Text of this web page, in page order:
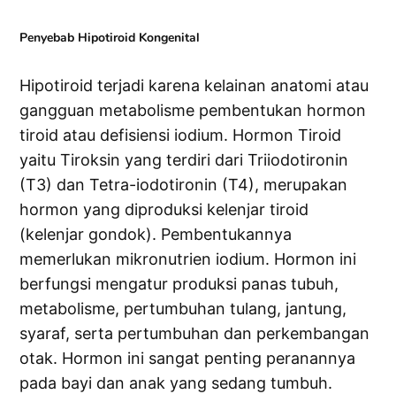
Penyebab Hipotiroid Kongenital
Hipotiroid terjadi karena kelainan anatomi atau
gangguan metabolisme pembentukan hormon
tiroid atau defisiensi iodium. Hormon Tiroid
yaitu Tiroksin yang terdiri dari Triiodotironin
(T3) dan Tetra-iodotironin (T4), merupakan
hormon yang diproduksi kelenjar tiroid
(kelenjar gondok). Pembentukannya
memerlukan mikronutrien iodium. Hormon ini
berfungsi mengatur produksi panas tubuh,
metabolisme, pertumbuhan tulang, jantung,
syaraf, serta pertumbuhan dan perkembangan
otak. Hormon ini sangat penting peranannya
pada bayi dan anak yang sedang tumbuh.